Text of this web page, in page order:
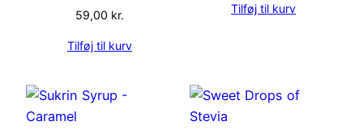
59,00 kr.
Tilføj til kurv
Tilføj til kurv